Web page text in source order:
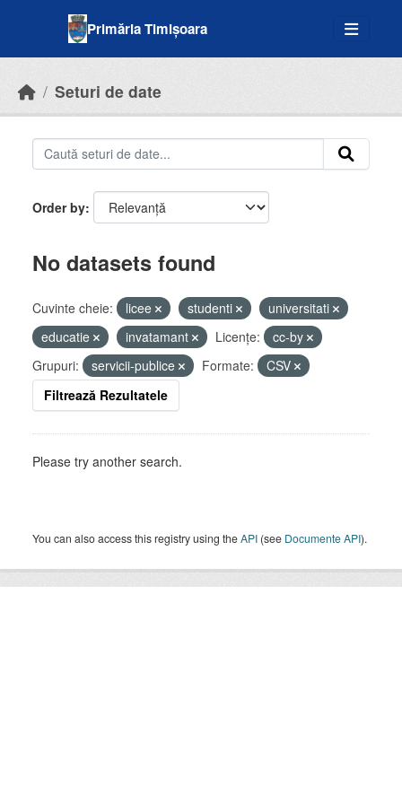
Primăria Timișoara
Seturi de date
Order by
No datasets found
Cuvinte cheie: licee studenti
universitati
educatie
invatamant Licenţe:
cc-by
Grupuri:
servicii-publice Formate:
CSV
Filtrează Rezultatele
Please try another search.
You can also access this registry using theAPI (see Documente API).